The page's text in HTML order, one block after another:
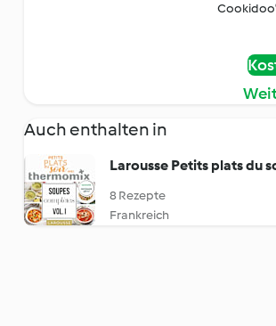
Auch enthalten in
Larousse Petits plats du
8 Rezepte
Frankreich